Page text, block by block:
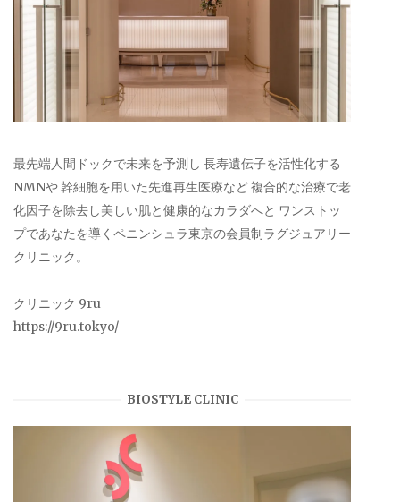
最先端人間ドックで未来を予測し 長寿遺伝子を活性化する
NMNや 幹細胞を用いた先進再生医療など 複合的な治療で老
化因子を除去し美しい肌と健康的なカラダへと ワンストッ
プであなたを導くペニンシュラ東京の会員制ラグジュアリー
クリニック。
クリニック 9ru
https://9ru.tokyo/
BIOSTYLE CLINIC